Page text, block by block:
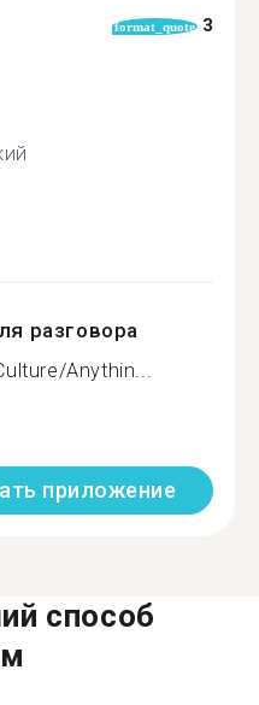
format_quote 3
разговора
Anythin...
приложение
способ